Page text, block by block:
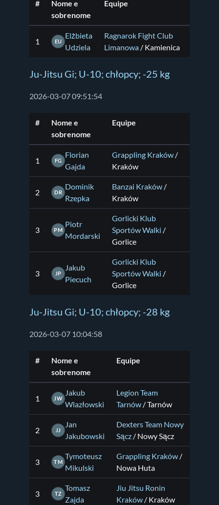
#
Nome e
sobrenome
Equipe
1 EU
Elżbieta
Udziela
Ragnarok Fight Club
Limanowa / Kamienica
Ju-Jitsu Gi; U-10; chłopcy; -25 kg
2026-03-07 09:51:54
#
Nome e
sobrenome
Equipe
1 FG
Florian
Gajda
Grappling Kraków /
Kraków
2 DR
Dominik
Rzepka
Banzai Kraków /
Kraków
3 PM
Piotr
Mordarski
Gorlicki Klub
Sportów Walki /
Gorlice
3 JP
Jakub
Piecuch
Gorlicki Klub
Sportów Walki /
Gorlice
Ju-Jitsu Gi; U-10; chłopcy; -28 kg
2026-03-07 10:04:58
#
Nome e
sobrenome
Equipe
1 JW
Jakub
Wlazłowski
Legion Team
Tarnów / Tarnów
2 JJ
Jan
Jakubowski
Dexters Team Nowy
Sącz / Nowy Sącz
3 TM
Tymoteusz
Mikulski
Grappling Kraków /
Nowa Huta
3 TZ
Tomasz
Zajda
Jiu Jitsu Ronin
Kraków / Kraków